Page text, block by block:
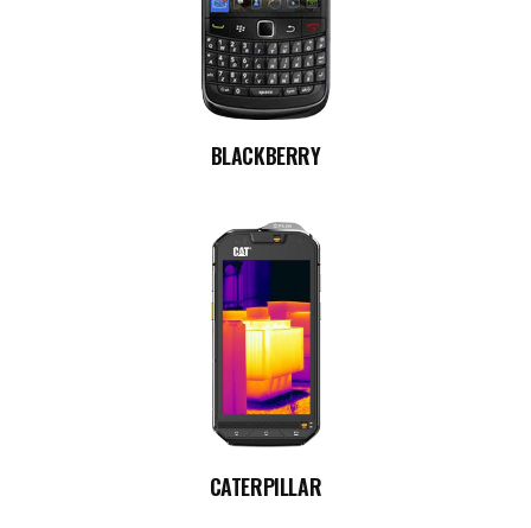
BLACKBERRY
CATERPILLAR